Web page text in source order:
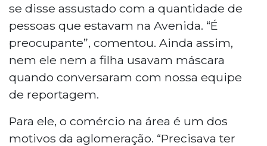
se disse assustado com a quantidade de
pessoas que estavam na Avenida. “É
preocupante”, comentou. Ainda assim,
nem ele nem a filha usavam máscara
quando conversaram com nossa equipe
de reportagem.
Para ele, o comércio na área é um dos
motivos da aglomeração. “Precisava ter